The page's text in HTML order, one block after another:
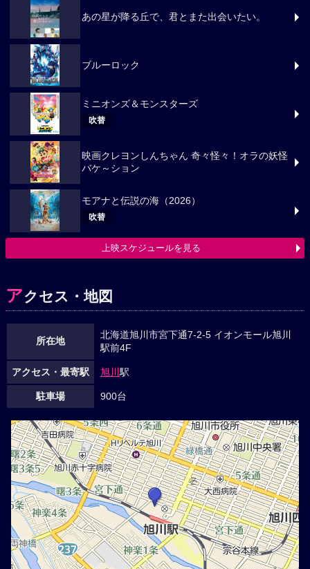
あの星が降る丘で、君とまた出会いたい。
ブルーロック
ミニオンズ＆モンスターズ
吹替
映画クレヨンしんちゃん 奇々怪々！オラの妖怪
バケ～ション
モアナと伝説の海（2026）
吹替
上映スケジュールを見る
アクセス・地図
所在地
北海道旭川市宮下通7-2-5 イオンモール旭川
駅前4F
アクセス・最寄駅 旭川駅
駐車場 900台